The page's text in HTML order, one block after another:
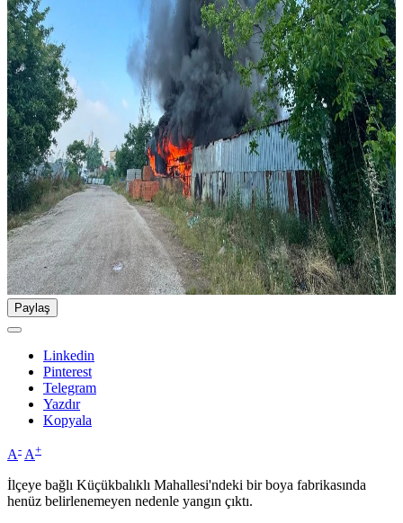
Paylaş
Linkedin
Pinterest
Telegram
Yazdır
Kopyala
A- A+
İlçeye bağlı Küçükbalıklı Mahallesi'ndeki bir boya fabrikasında
henüz belirlenemeyen nedenle yangın çıktı.